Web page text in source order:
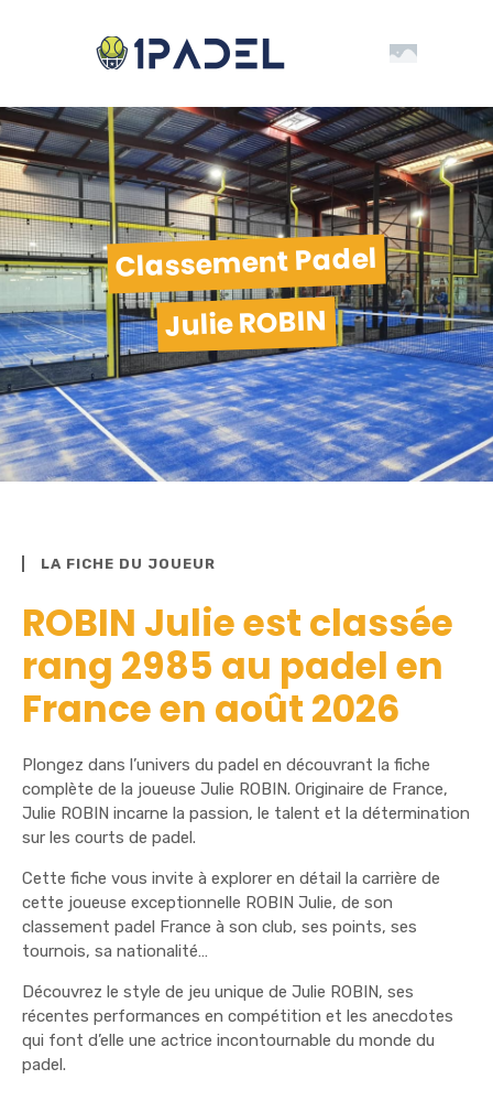
Classement Padel
Julie ROBIN
LA FICHE DU JOUEUR
ROBIN Julie est classée
rang 2985 au padel en
France en août 2026
Plongez dans l’univers du padel en découvrant la fiche
complète de la joueuse Julie ROBIN. Originaire de France,
Julie ROBIN incarne la passion, le talent et la détermination
sur les courts de padel.
Cette fiche vous invite à explorer en détail la carrière de
cette joueuse exceptionnelle ROBIN Julie, de son
classement padel France à son club, ses points, ses
tournois, sa nationalité…
Découvrez le style de jeu unique de Julie ROBIN, ses
récentes performances en compétition et les anecdotes
qui font d’elle une actrice incontournable du monde du
padel.